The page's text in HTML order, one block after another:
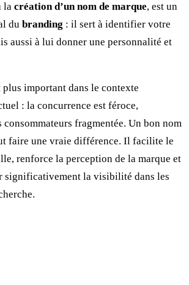
la création d’un nom de marque, est un
du branding : il sert à identifier votre
aussi à lui donner une personnalité et
plus important dans le contexte
: la concurrence est féroce,
consommateurs fragmentée. Un bon nom
faire une vraie différence. Il facilite le
renforce la perception de la marque et
significativement la visibilité dans les